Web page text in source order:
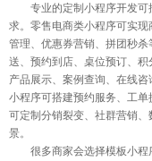
专业的定制小程序开发可
求。零售电商类小程序可实
管理、优惠券营销、拼团秒
送、预约到店、桌位预订、积
产品展示、案例查询、在线
小程序可搭建预约服务、工
可定制分销裂变、社群营销
景。
很多商家会选择模板小程